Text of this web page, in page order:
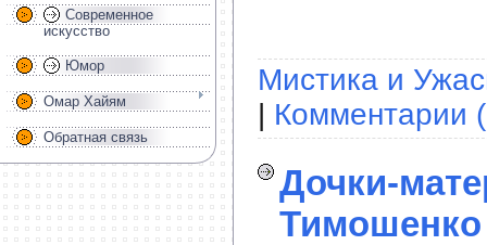
Современное
искусство
Юмор
Омар Хайям
Обратная связь
Мистика и
| Комментарии
Дочки-
Тимошенко